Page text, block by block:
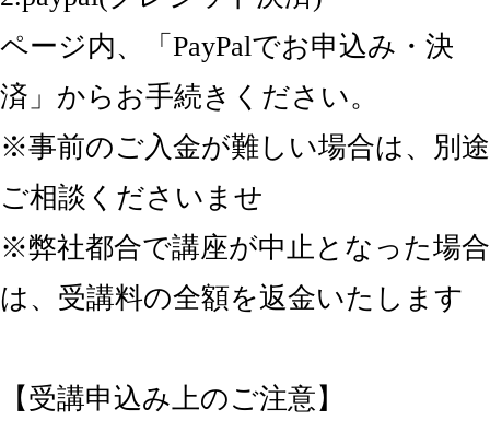
ページ内、「PayPalでお申込み・決
済」からお手続きください。
※事前のご入金が難しい場合は、別途
ご相談くださいませ
※弊社都合で講座が中止となった場合
は、受講料の全額を返金いたします
【受講申込み上のご注意】